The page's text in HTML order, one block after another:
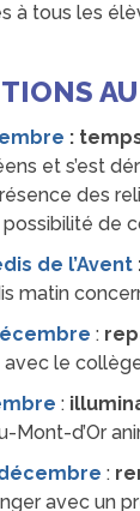
à tous les
:
et s’est
des
de
de l’Avent
matin
:
avec le
:
Mont-d’Or
:
avec un